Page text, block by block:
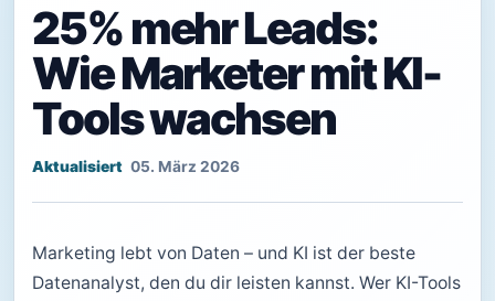
25% mehr Leads:
Wie Marketer mit KI-
Tools wachsen
05. März 2026
Marketing lebt von Daten – und KI ist der beste
Datenanalyst, den du dir leisten kannst. Wer KI-Tools